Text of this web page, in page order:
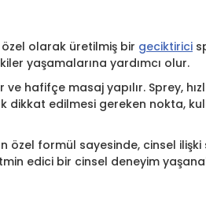
olarak üretilmiş bir geciktirici
yaşamalarına yardımcı olur.
hafifçe masaj yapılır. Sprey,
dikkat edilmesi gereken nokta,
formül sayesinde, cinsel ilişki
edici bir cinsel deneyim